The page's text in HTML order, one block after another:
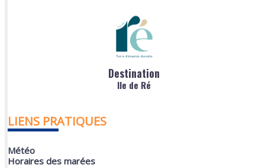
Destination
Ile de Ré
LIENS PRATIQUES
Météo
Horaires des marées